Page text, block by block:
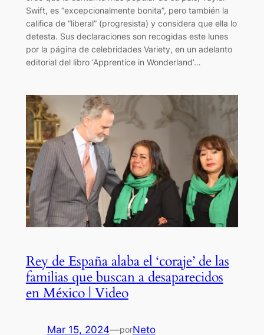
Swift, es “excepcionalmente bonita”, pero también la
califica de “liberal” (progresista) y considera que ella lo
detesta. Sus declaraciones son recogidas este lunes
por la página de celebridades Variety, en un adelanto
editorial del libro ‘Apprentice in Wonderland’…
Rey de España alaba el ‘coraje’ de las
familias que buscan a desaparecidos
en México | Video
Mar 15, 2024—porNeto